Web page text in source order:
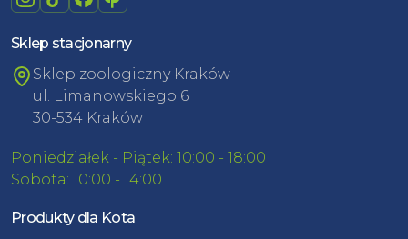
Sklep stacjonarny
Sklep zoologiczny Kraków
ul. Limanowskiego 6
30-534 Kraków
Poniedziałek - Piątek: 10:00 - 18:00
Sobota: 10:00 - 14:00
Produkty dla Kota